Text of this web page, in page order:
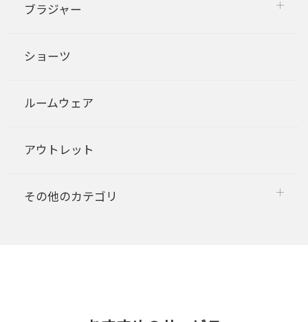
ブラジャー
ショーツ
ルームウェア
アウトレット
その他のカテゴリ